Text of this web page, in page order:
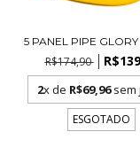
5 PANEL PIPE
R$174,90
2x de R$69,96sem
ESGOTADO